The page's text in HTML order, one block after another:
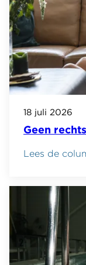
Geen
18 juli 2026
Lees de